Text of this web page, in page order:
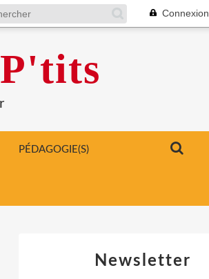
Connexion
PÉDAGOGIE(S)
Newsletter